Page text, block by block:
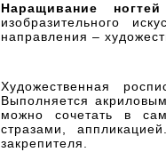
Наращивание ногтей
изобразительного
направления –
Художественная
Выполняется
можно сочетать в
стразами,
закрепителя.